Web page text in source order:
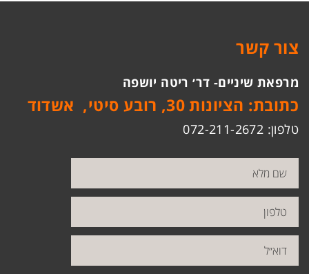
צור קשר
מרפאת שיניים- דר׳ ריטה יושפה
כתובת: הציונות 30, רובע סיטי, אשדוד
טלפון: 072-211-2672